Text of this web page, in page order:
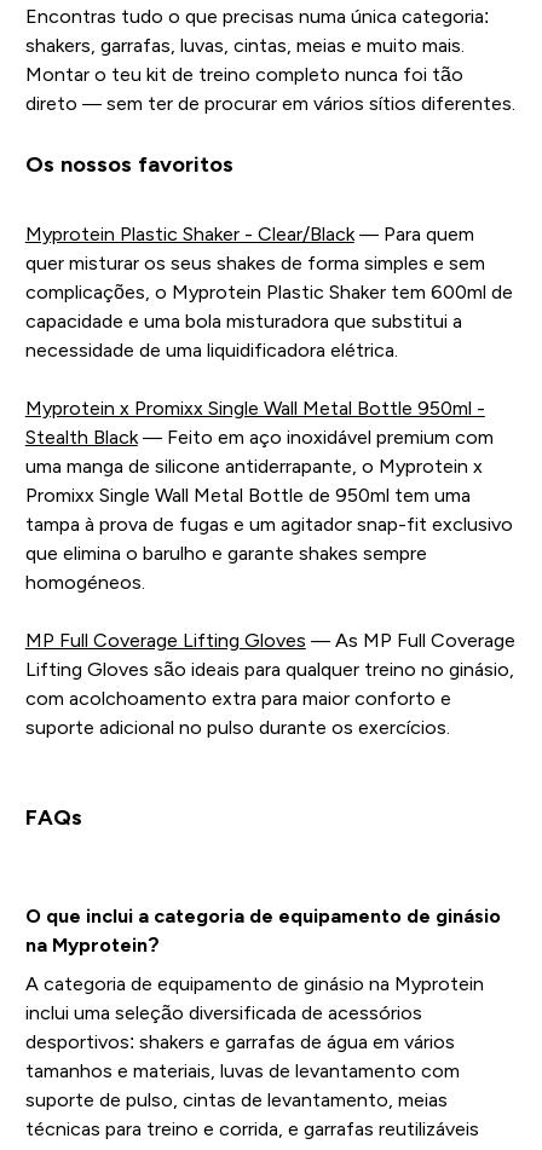
Encontras tudo o que precisas numa única categoria:
shakers, garrafas, luvas, cintas, meias e muito mais.
Montar o teu kit de treino completo nunca foi tão
direto — sem ter de procurar em vários sítios diferentes.
Os nossos favoritos
Myprotein Plastic Shaker - Clear/Black— Para quem
quer misturar os seus shakes de forma simples e sem
complicações, o Myprotein Plastic Shaker tem 600ml de
capacidade e uma bola misturadora que substitui a
necessidade de uma liquidificadora elétrica.
Myprotein x Promixx Single Wall Metal Bottle 950ml -
Stealth Black— Feito em aço inoxidável premium com
uma manga de silicone antiderrapante, o Myprotein x
Promixx Single Wall Metal Bottle de 950ml tem uma
tampa à prova de fugas e um agitador snap-fit exclusivo
que elimina o barulho e garante shakes sempre
homogéneos.
MP Full Coverage Lifting Gloves — As MP Full Coverage
Lifting Gloves são ideais para qualquer treino no ginásio,
com acolchoamento extra para maior conforto e
suporte adicional no pulso durante os exercícios.
FAQs
O que inclui a categoria de equipamento de ginásio
na Myprotein?
A categoria de equipamento de ginásio na Myprotein
inclui uma seleção diversificada de acessórios
desportivos: shakers e garrafas de água em vários
tamanhos e materiais, luvas de levantamento com
suporte de pulso, cintas de levantamento, meias
técnicas para treino e corrida, e garrafas reutilizáveis